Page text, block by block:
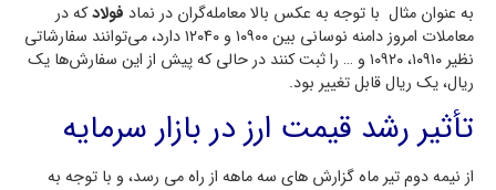
به عنوان مثال با توجه به عکس بالا معامله‌گران در نماد فولادکه در
معاملات امروز دامنه نوسانی بین ۱۰۹۰۰ و ۱۲۰۴۰ دارد، می‌توانند سفارشاتی
نظیر ۱۰۹۱۰، ۱۰۹۲۰ و … را ثبت کنند در حالی که پیش از این سفارش‌ها یک
ریال، یک ریال قابل تغییر بود.
تأثیر رشد قیمت ارز در بازار سرمایه
از نیمه دوم تیر ماه گزارش های سه ماهه از راه می رسد، و با توجه به